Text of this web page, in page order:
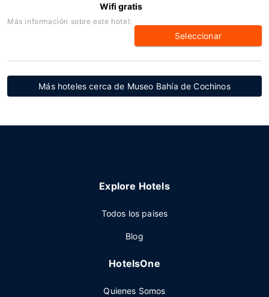
Wifi gratis
Más información sobre este hotel:
Seleccionar
Más hoteles cerca de Museo Bahía de Cochinos
Explore Hotels
Todos los paises
Blog
HotelsOne
Quienes Somos